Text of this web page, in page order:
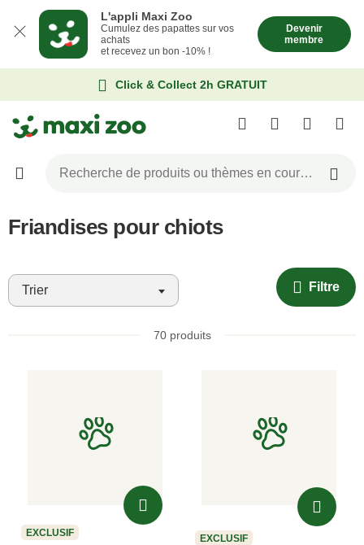
L'appli Maxi Zoo
Cumulez des papattes sur vos
achats
et recevez un bon -10% !
Devenir
membre
Click & Collect 2h GRATUIT
Friandises pour chiots
Trier Filtre
70produits
EXCLUSIF
EXCLUSIF